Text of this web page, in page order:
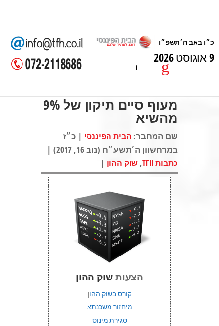
9 אוגוסט 2026
מעוף סיים תיקון של 9%
מהשיא
שם המחבר: הבית הפיננסי | כ״ז
במרחשוון ה׳תשע״ח (נוב 16, 2017) |
כתבות TFH , שוק ההון |
הצעותשוק ההון
קורס בשוק ההון
מיחזור משכנתא
סגירת מינוס